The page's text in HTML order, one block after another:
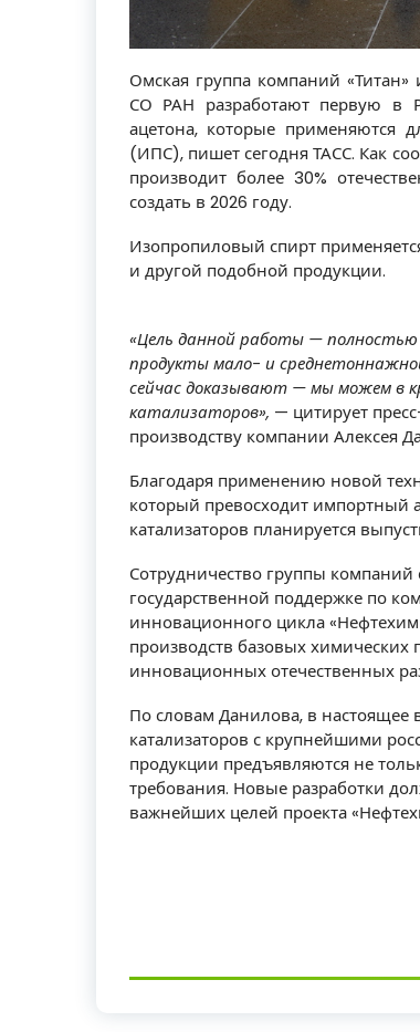
Омская группа компаний
СО РАН разработают первую в
ацетона, которые применяются
(ИПС), пишет сегодня ТАСС. Как
производит более 30%
создать в 2026 году.
Изопропиловый спирт
и другой подобной продукции.
«Цель данной работы —
продукты мало- и
сейчас доказывают — мы можем в
катализаторов», — цитирует
производству компании Алексея
Благодаря применению новой
который превосходит импортный
катализаторов планируется
Сотрудничество группы
государственной поддержке по
инновационного цикла
производств базовых
инновационных отечественных
По словам Данилова, в настоящее
катализаторов с крупнейшими
продукции предъявляются не
требования. Новые разработки
важнейших целей проекта